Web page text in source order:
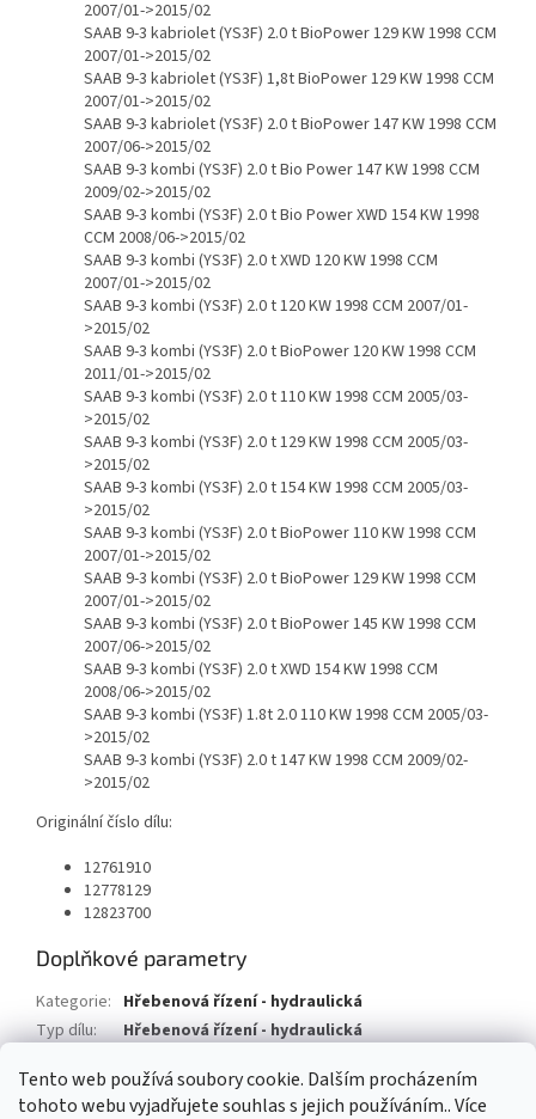
Tento web používá soubory cookie. Dalším procházením
tohoto webu vyjadřujete souhlas s jejich používáním.. Více
2007/01->2015/02
SAAB 9-3 kabriolet (YS3F) 2.0 t BioPower 129 KW 1998 CCM
2007/01->2015/02
SAAB 9-3 kabriolet (YS3F) 1,8t BioPower 129 KW 1998 CCM
2007/01->2015/02
SAAB 9-3 kabriolet (YS3F) 2.0 t BioPower 147 KW 1998 CCM
2007/06->2015/02
SAAB 9-3 kombi (YS3F) 2.0 t Bio Power 147 KW 1998 CCM
2009/02->2015/02
SAAB 9-3 kombi (YS3F) 2.0 t Bio Power XWD 154 KW 1998
CCM 2008/06->2015/02
SAAB 9-3 kombi (YS3F) 2.0 t XWD 120 KW 1998 CCM
2007/01->2015/02
SAAB 9-3 kombi (YS3F) 2.0 t 120 KW 1998 CCM 2007/01-
>2015/02
SAAB 9-3 kombi (YS3F) 2.0 t BioPower 120 KW 1998 CCM
2011/01->2015/02
SAAB 9-3 kombi (YS3F) 2.0 t 110 KW 1998 CCM 2005/03-
>2015/02
SAAB 9-3 kombi (YS3F) 2.0 t 129 KW 1998 CCM 2005/03-
>2015/02
SAAB 9-3 kombi (YS3F) 2.0 t 154 KW 1998 CCM 2005/03-
>2015/02
SAAB 9-3 kombi (YS3F) 2.0 t BioPower 110 KW 1998 CCM
2007/01->2015/02
SAAB 9-3 kombi (YS3F) 2.0 t BioPower 129 KW 1998 CCM
2007/01->2015/02
SAAB 9-3 kombi (YS3F) 2.0 t BioPower 145 KW 1998 CCM
2007/06->2015/02
SAAB 9-3 kombi (YS3F) 2.0 t XWD 154 KW 1998 CCM
2008/06->2015/02
SAAB 9-3 kombi (YS3F) 1.8t 2.0 110 KW 1998 CCM 2005/03-
>2015/02
SAAB 9-3 kombi (YS3F) 2.0 t 147 KW 1998 CCM 2009/02-
>2015/02
Originální číslo dílu:
12761910
12778129
12823700
Doplňkové parametry
Kategorie: Hřebenová řízení - hydraulická
Typ dílu:
Hřebenová řízení - hydraulická